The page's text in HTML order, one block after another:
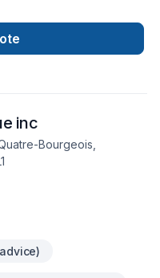
Gypse, Peinture,
générale,
Sous-sol, Tirage de
vos idées en
inc
Bourgeois,